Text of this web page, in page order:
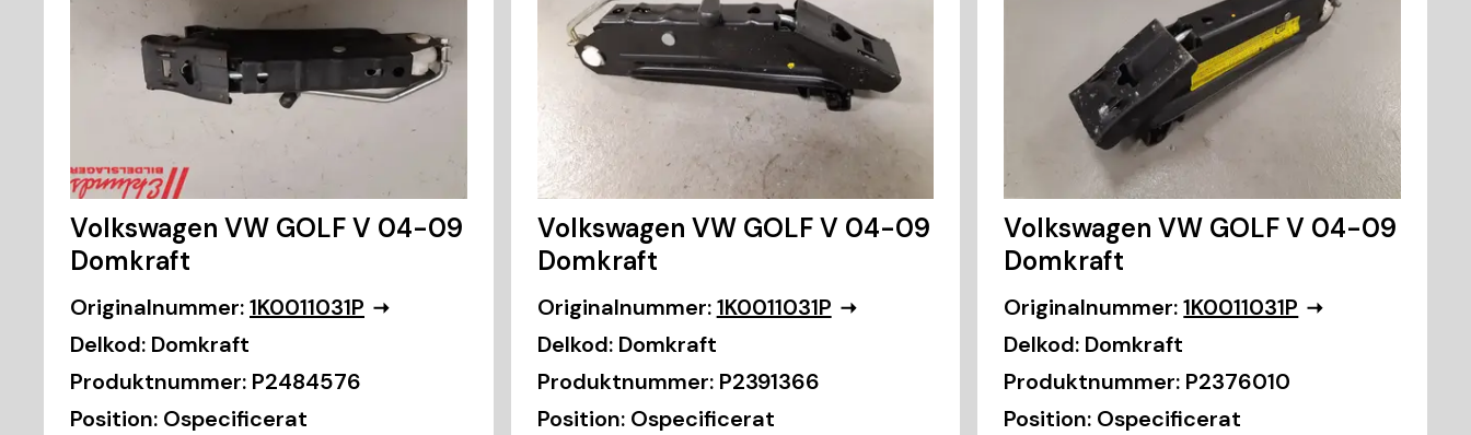
Volkswagen VW GOLF V 04-09
Domkraft
Originalnummer:1K0011031P
Delkod: Domkraft
Produktnummer: P2484576
Position: Ospecificerat
Volkswagen VW GOLF V 04-09
Domkraft
Originalnummer: 1K0011031P
Delkod: Domkraft
Produktnummer: P2391366
Position: Ospecificerat
Volkswagen VW GOLF V 04-09
Domkraft
Originalnummer: 1K0011031P
Delkod: Domkraft
Produktnummer: P2376010
Position: Ospecificerat